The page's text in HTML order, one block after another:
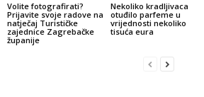
Volite fotografirati?
Prijavite svoje radove na
natječaj Turističke
zajednice Zagrebačke
županije
Nekoliko kradljivaca
otuđilo parfeme u
vrijednosti nekoliko
tisuća eura